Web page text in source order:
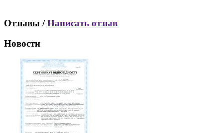
Отзывы /Написать отзыв
Новости